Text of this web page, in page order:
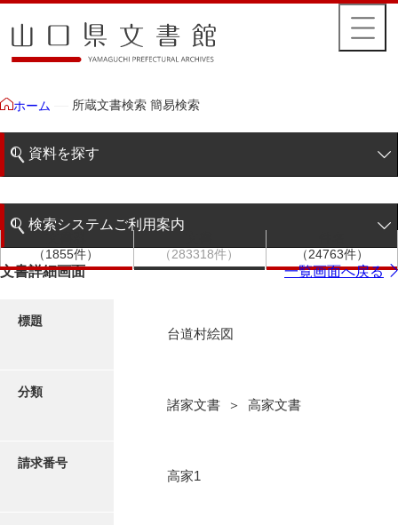
ホーム 所蔵文書検索 簡易検索
資料を探す
階層検索
写真・絵はがき
近代刊行写真帳類
検索システムご利用案内
検索システムの利用について
（1855件）
（283318件）
（24763件）
文書詳細画面 一覧画面へ戻る
標題
台道村絵図
分類
諸家文書 ＞ 高家文書
請求番号
高家1